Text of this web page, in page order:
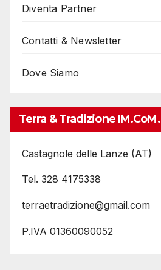
Diventa Partner
Contatti & Newsletter
Dove Siamo
Terra & Tradizione IM.coM.
Castagnole delle Lanze (AT)
Tel. 328 4175338
terraetradizione@gmail.com
P.IVA 01360090052